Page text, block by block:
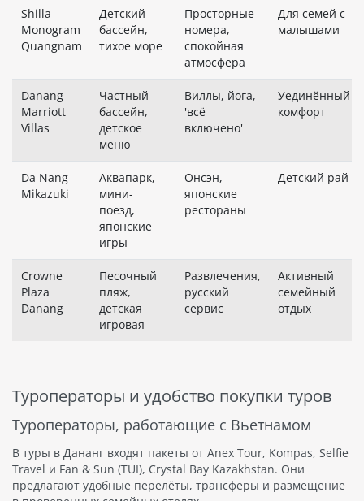
Shilla
Monogram
Quangnam
Детский
бассейн,
тихое море
Просторные
номера,
спокойная
атмосфера
Для семей с
малышами
Danang
Marriott
Villas
Частный
бассейн,
детское
меню
Виллы, йога,
'всё
включено'
Уединённый
комфорт
Da Nang
Mikazuki
Аквапарк,
мини-
поезд,
японские
игры
Онсэн,
японские
рестораны
Детский рай
Crowne
Plaza
Danang
Песочный
пляж,
детская
игровая
Развлечения,
русский
сервис
Активный
семейный
отдых
Туроператоры и удобство покупки туров
Туроператоры, работающие с Вьетнамом
В туры в Дананг входят пакеты от Anex Tour, Kompas, Selfie
Travel и Fan & Sun (TUI), Crystal Bay Kazakhstan. Они
предлагают удобные перелёты, трансферы и размещение